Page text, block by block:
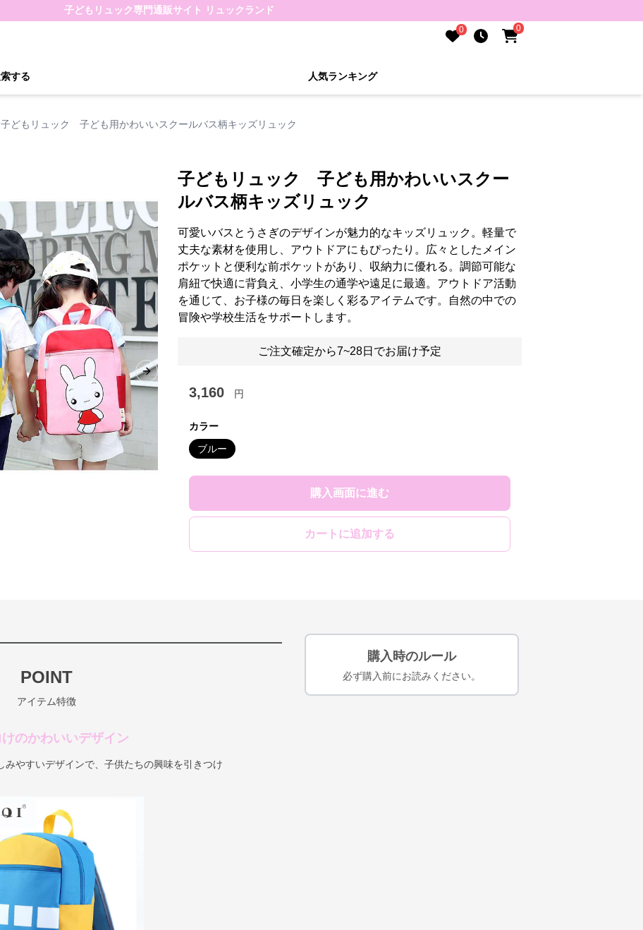
子どもリュック専門通販サイト リュックランド
0 0
する 人気ランキング
子どもリュック 子ども用かわいいスクールバス柄キッズリュック
Next slide
子どもリュック 子ども用かわいいスクー
ルバス柄キッズリュック
可愛いバスとうさぎのデザインが魅力的なキッズリュック。軽量で
丈夫な素材を使用し、アウトドアにもぴったり。広々としたメイン
ポケットと便利な前ポケットがあり、収納力に優れる。調節可能な
肩紐で快適に背負え、小学生の通学や遠足に最適。アウトドア活動
を通じて、お子様の毎日を楽しく彩るアイテムです。自然の中での
冒険や学校生活をサポートします。
ご注文確定から7~28日でお届け予定
3,160 円
カラー
ブルー
購入画面に進む
カートに追加する
POINT
アイテム特徴
のかわいいデザイン
みやすいデザインで、子供たちの興味を引きつけ
購入時のルール
必ず購入前にお読みください。